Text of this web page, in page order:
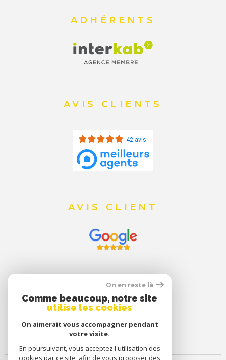
ADHÉRENTS
AVIS CLIENTS
42 avis
AVIS CLIENT
On en reste là
Comme beaucoup, notre site
utilise les cookies
On aimerait vous accompagner pendant
votre visite.
En poursuivant, vous acceptez l'utilisation des
cookies par ce site, afin de vous proposer des